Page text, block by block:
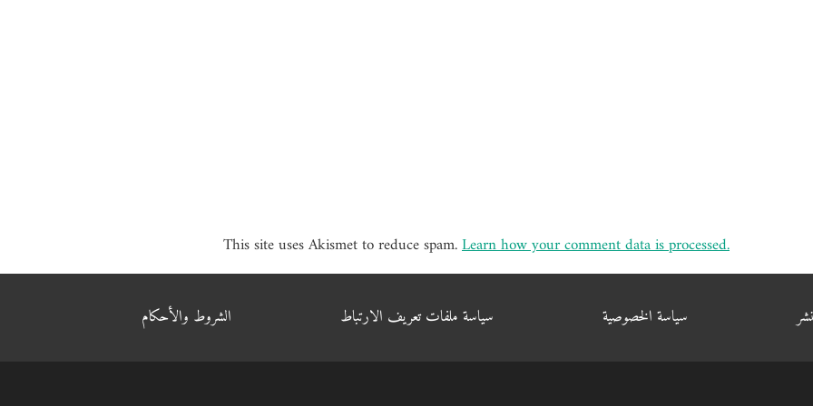
This site uses Akismet to reduce spam.Learn how your comment data is processed.
الشروط والأحكام سياسة ملفات تعريف الارتباط سياسة الخصوصية